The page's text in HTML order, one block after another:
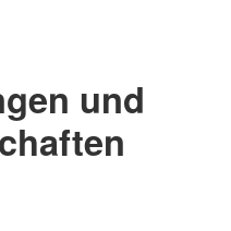
und